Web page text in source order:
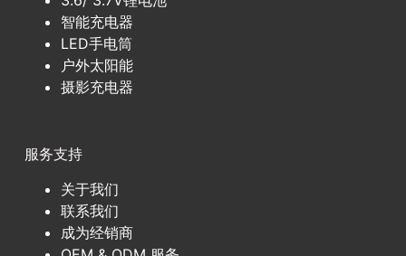
智能充电器
LED手电筒
户外太阳能
摄影充电器
服务支持
关于我们
联系我们
成为经销商